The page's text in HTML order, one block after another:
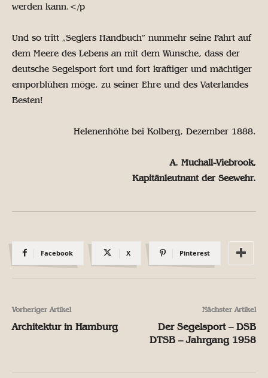
werden kann.</p
Und so tritt „Seglers Handbuch” nunmehr seine Fahrt auf
dem Meere des Lebens an mit dem Wunsche, dass der
deutsche Segelsport fort und fort kräftiger und mächtiger
emporblühen möge, zu seiner Ehre und des Vaterlandes
Besten!
Helenenhöhe bei Kolberg, Dezember 1888.
A. Muchall-Viebrook,
Kapitänleutnant der Seewehr.
Facebook X Pinterest
Vorheriger Artikel
Architektur in Hamburg
Nächster Artikel
Der Segelsport – DSB
DTSB – Jahrgang 1958